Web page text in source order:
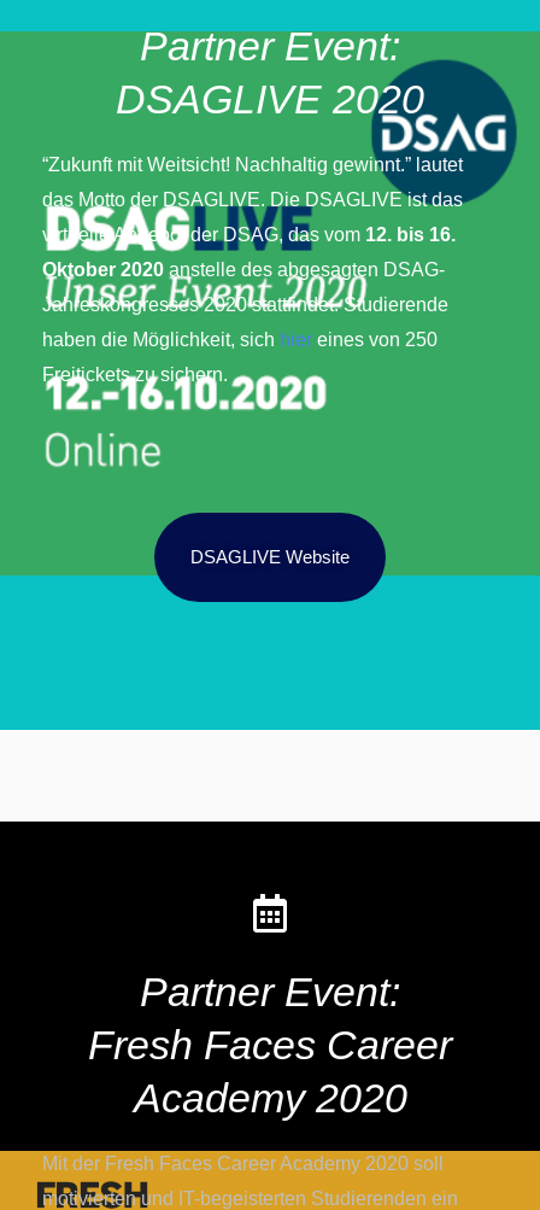
Partner Event:
DSAGLIVE 2020
“Zukunft mit Weitsicht! Nachhaltig gewinnt.” lautet
das Motto der DSAGLIVE. Die DSAGLIVE ist das
virtuelle Angebot der DSAG, das vom 12. bis 16.
Oktober 2020 anstelle des abgesagten DSAG-
Jahreskongresses 2020 stattfindet. Studierende
haben die Möglichkeit, sich hier eines von 250
Freitickets zu sichern.
DSAGLIVE Website
Partner Event:
Fresh Faces Career
Academy 2020
Mit der Fresh Faces Career Academy 2020 soll
motivierten und IT-begeisterten Studierenden ein